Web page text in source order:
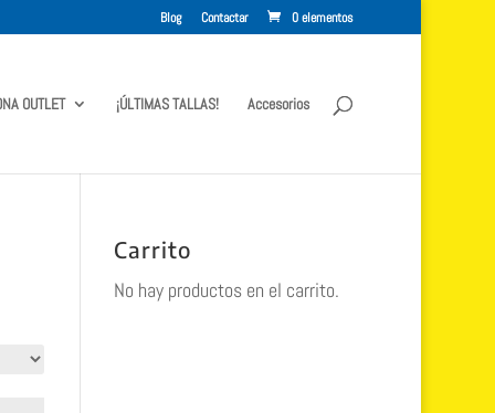
Blog Contactar 0 elementos
OUTLET ¡ÚLTIMAS TALLAS! Accesorios
Carrito
No hay productos en el carrito.